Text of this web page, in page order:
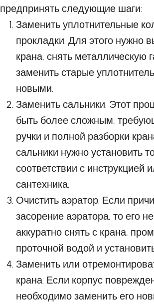
предпринять следующие шаги:
Заменить уплотнительные
прокладки. Для этого нужно
крана, снять металлическую
заменить старые
новыми.
Заменить сальники. Этот
быть более сложным,
ручки и полной разборки
сальники нужно установить
соответствии с инструкцией
сантехника.
Очистить аэратор. Если
засорение аэратора, то его
аккуратно снять с крана,
проточной водой и
Заменить или
крана. Если корпус
необходимо заменить его